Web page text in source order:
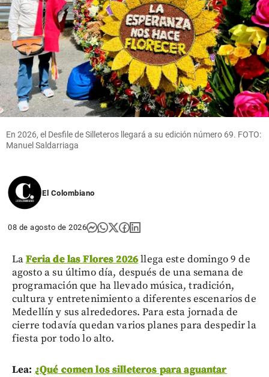
En 2026, el Desfile de Silleteros llegará a su edición número 69. FOTO:
Manuel Saldarriaga
El Colombiano
08 de agosto de 2026
LaFeria de las Flores 2026llega este domingo 9 de
agosto a su último día, después de una semana de
programación que ha llevado música, tradición,
cultura y entretenimiento a diferentes escenarios de
Medellín y sus alrededores. Para esta jornada de
cierre todavía quedan varios planes para despedir la
fiesta por todo lo alto.
Lea: ¿Qué comen los silleteros para aguantar